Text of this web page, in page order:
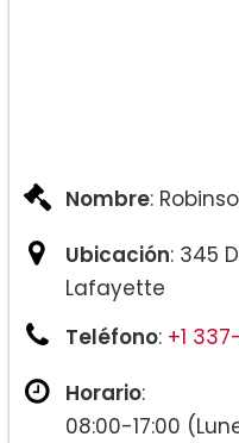
Nombre:
Ubicación: 345
Lafayette
Teléfono: +1
Horario:
08:00-17:00